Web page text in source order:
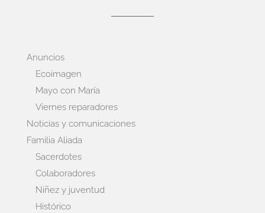
Anuncios
Ecoimagen
Mayo con María
Viernes reparadores
Noticias y comunicaciones
Familia Aliada
Sacerdotes
Colaboradores
Niñez y juventud
Histórico